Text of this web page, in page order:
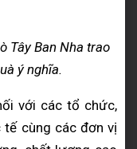
Tây Ban Nha trao
ý nghĩa.
với các tổ chức,
cùng các đơn vị